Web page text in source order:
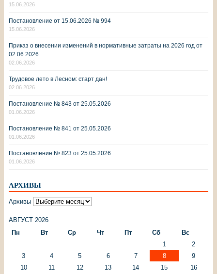
15.06.2026
Постановление от 15.06.2026 № 994
15.06.2026
Приказ о внесении изменений в нормативные затраты на 2026 год от
02.06.2026
02.06.2026
Трудовое лето в Лесном: старт дан!
02.06.2026
Постановление № 843 от 25.05.2026
01.06.2026
Постановление № 841 от 25.05.2026
01.06.2026
Постановление № 823 от 25.05.2026
01.06.2026
АРХИВЫ
Архивы
АВГУСТ 2026
Пн
Вт Ср Чт Пт Сб
Вс
1
2
3
4 5 6 7 8
9
10
11 12 13 14 15
16